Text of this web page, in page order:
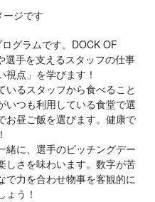
ージです
グラムです。DOCK OF
選手を支えるスタッフの仕事
点」を学びます！
るスタッフから食べること
いつも利用している食堂で選
お昼ご飯を選びます。健康で
緒に、選手のピッチングデー
しさを味わいます。数字が苦
で力を合わせ物事を客観的に
ょう！